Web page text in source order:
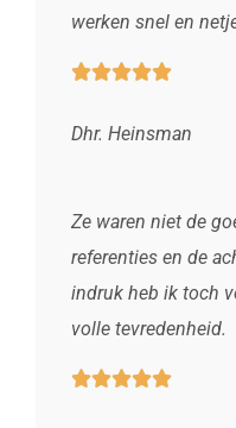
werken snel en

Dhr. Heinsman
Ze waren niet de
referenties en de
indruk heb ik toch
volle tevredenheid.
